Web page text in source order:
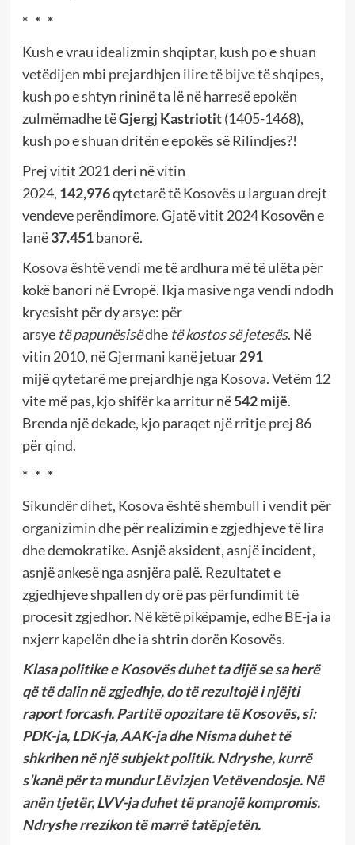
* * *
Kush e vrau idealizmin shqiptar, kush po e shuan
vetëdijen mbi prejardhjen ilire të bijve të shqipes,
kush po e shtyn rininë ta lë në harresë epokën
zulmëmadhe tëGjergj Kastriotit(1405-1468),
kush po e shuan dritën e epokës së Rilindjes?!
Prej vitit 2021 deri në vitin
2024, 142,976qytetarë të Kosovës u larguan drejt
vendeve perëndimore. Gjatë vitit 2024 Kosovën e
lanë37.451banorë.
Kosova është vendi me të ardhura më të ulëta për
kokë banori në Evropë. Ikja masive nga vendi ndodh
kryesisht për dy arsye: për
arsye të papunësisëdhetë kostos së jetesës. Në
vitin 2010, në Gjermani kanë jetuar291
mijëqytetarë me prejardhje nga Kosova. Vetëm 12
vite më pas, kjo shifër ka arritur në542 mijë.
Brenda një dekade, kjo paraqet një rritje prej 86
për qind.
* * *
Sikundër dihet, Kosova është shembull i vendit për
organizimin dhe për realizimin e zgjedhjeve të lira
dhe demokratike. Asnjë aksident, asnjë incident,
asnjë ankesë nga asnjëra palë. Rezultatet e
zgjedhjeve shpallen dy orë pas përfundimit të
procesit zgjedhor. Në këtë pikëpamje, edhe BE-ja ia
nxjerr kapelën dhe ia shtrin dorën Kosovës.
Klasa politike e Kosovës duhet ta dijë se sa herë
që të dalin në zgjedhje, do të rezultojë i njëjti
raport forcash. Partitë opozitare të Kosovës, si:
PDK-ja, LDK-ja, AAK-ja dhe Nisma duhet të
shkrihen në një subjekt politik. Ndryshe, kurrë
s’kanë për ta mundur Lëvizjen Vetëvendosje. Në
anën tjetër, LVV-ja duhet të pranojë kompromis.
Ndryshe rrezikon të marrë tatëpjetën.